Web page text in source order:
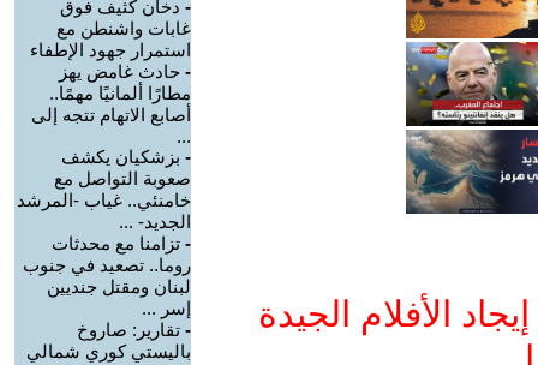
الأفلام الجيدة
- دخان كثيف فوق
غابات واشنطن مع
استمرار جهود الإطفاء
- حادث غامض يهز
مطارًا ألمانيًا مهمًا..
أصابع الاتهام تتجه إلى
...
- بزشكيان يكشف
صعوبة التواصل مع
خامنئي.. غياب -المرشد
الجديد- ...
- تزامنا مع محدثات
روما.. تصعيد في جنوب
لبنان ومقتل جنديين
إسر ...
- تقارير: صاروخ
باليستي كوري شمالي